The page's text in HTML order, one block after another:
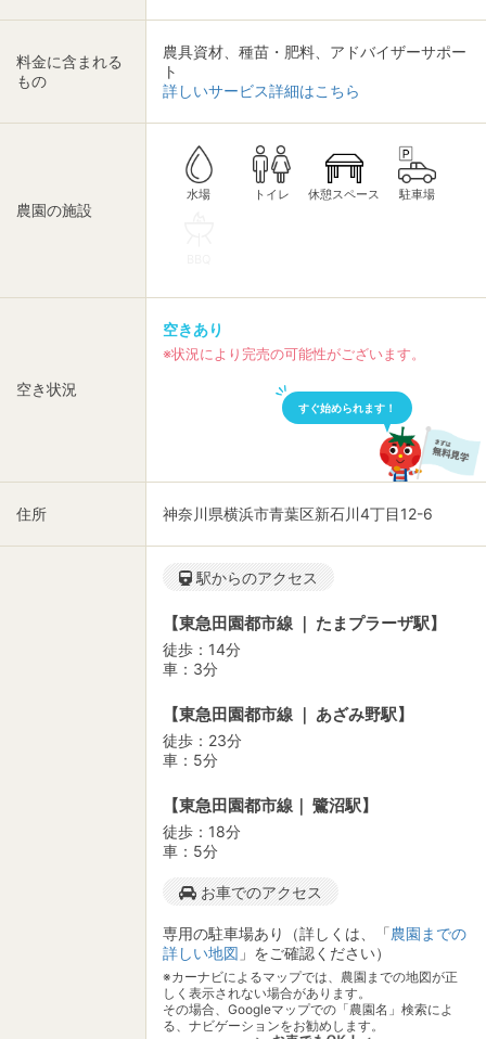
料金に含まれる
もの
農具資材、種苗・肥料、アドバイザーサポー
ト
詳しいサービス詳細はこちら
農園の施設
水場 トイレ 休憩スペース 駐車場
空き状況
空きあり
※状況により完売の可能性がございます。
すぐ始められます！
住所 神奈川県横浜市青葉区新石川4丁目12-6
駅からのアクセス
【東急田園都市線 ｜ たまプラーザ駅】
徒歩：14分
車：3分
【東急田園都市線 ｜ あざみ野駅】
徒歩：23分
車：5分
【東急田園都市線｜ 鷺沼駅】
徒歩：18分
車：5分
お車でのアクセス
専用の駐車場あり（詳しくは、「農園までの
詳しい地図 」をご確認ください）
※カーナビによるマップでは、農園までの地図が正
しく表示されない場合があります。
その場合、Googleマップでの「農園名」検索によ
る、ナビゲーションをお勧めします。